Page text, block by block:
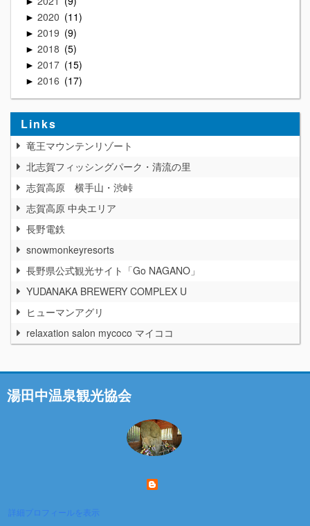
► 2020 11
► 2019 9
► 2018 5
► 2017 15
► 2016 17
Links
竜王マウンテンリゾート
北志賀フィッシングパーク・清流の里
志賀高原 横手山・渋峠
志賀高原 中央エリア
長野電鉄
snowmonkeyresorts
長野県公式観光サイト「Go NAGANO」
YUDANAKA BREWERY COMPLEX U
ヒューマンアグリ
relaxation salon mycoco マイココ
湯田中温泉観光協会
詳細プロフィールを表示